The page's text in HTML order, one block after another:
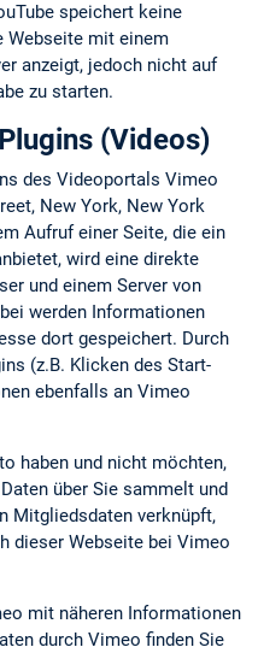
speichert keine
Webseite mit einem
anzeigt, jedoch nicht auf
zu starten.
(Videos)
des Videoportals Vimeo
New York, New York
Aufruf einer Seite, die ein
wird eine direkte
und einem Server von
werden Informationen
dort gespeichert. Durch
(z.B. Klicken des Start-
ebenfalls an Vimeo
haben und nicht möchten,
über Sie sammelt und
Mitgliedsdaten verknüpft,
dieser Webseite bei Vimeo
mit näheren Informationen
durch Vimeo finden Sie